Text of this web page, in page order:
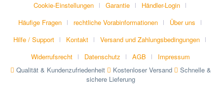
Cookie-Einstellungen Garantie
Händler-Login
Häufige Fragen
rechtliche Vorabinformationen
Über uns
Hilfe / Support
Kontakt
Versand und Zahlungsbedingungen
Widerrufsrecht
Datenschutz AGB
Impressum
Qualität & Kundenzufriedenheit
Kostenloser Versand
Schnelle &
sichere Lieferung